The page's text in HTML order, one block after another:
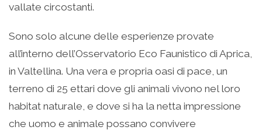
vallate circostanti.
Sono solo alcune delle esperienze provate
all’interno dell’Osservatorio Eco Faunistico di Aprica,
in Valtellina. Una vera e propria oasi di pace, un
terreno di 25 ettari dove gli animali vivono nel loro
habitat naturale, e dove si ha la netta impressione
che uomo e animale possano convivere